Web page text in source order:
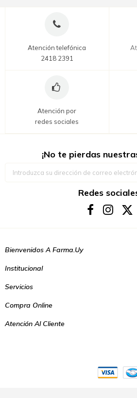
Atención telefónica
2418 2391
Atención por
redes sociales
¡No te pierdas
Redes
Bienvenidos A Farma.uy
Institucional
Servicios
Compra Online
Atención Al Cliente